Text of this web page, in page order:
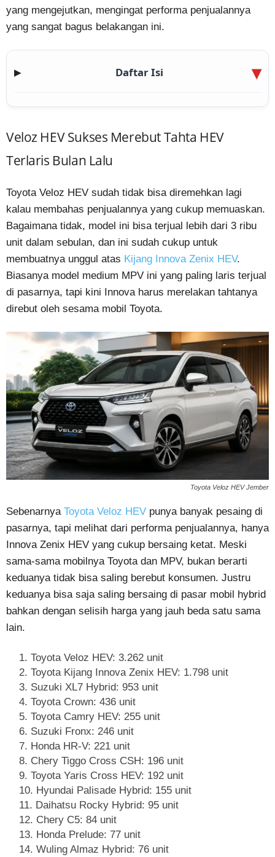
yang mengejutkan, mengingat performa penjualannya
yang sangat bagus belakangan ini.
▶ Daftar Isi
Veloz HEV Sukses Merebut Tahta HEV
Terlaris Bulan Lalu
Toyota Veloz HEV sudah tidak bisa diremehkan lagi
kalau membahas penjualannya yang cukup memuaskan.
Bagaimana tidak, model ini bisa terjual lebih dari 3 ribu
unit dalam sebulan, dan ini sudah cukup untuk
membuatnya unggul atas Kijang Innova Zenix HEV.
Biasanya model medium MPV ini yang paling laris terjual
di pasarnya, tapi kini Innova harus merelakan tahtanya
direbut oleh sesama mobil Toyota.
Toyota Veloz HEV Jember
Sebenarnya Toyota Veloz HEV punya banyak pesaing di
pasarnya, tapi melihat dari performa penjualannya, hanya
Innova Zenix HEV yang cukup bersaing ketat. Meski
sama-sama mobilnya Toyota dan MPV, bukan berarti
keduanya tidak bisa saling berebut konsumen. Justru
keduanya bisa saja saling bersaing di pasar mobil hybrid
bahkan dengan selisih harga yang jauh beda satu sama
lain.
Toyota Veloz HEV: 3.262 unit
Toyota Kijang Innova Zenix HEV: 1.798 unit
Suzuki XL7 Hybrid: 953 unit
Toyota Crown: 436 unit
Toyota Camry HEV: 255 unit
Suzuki Fronx: 246 unit
Honda HR-V: 221 unit
Chery Tiggo Cross CSH: 196 unit
Toyota Yaris Cross HEV: 192 unit
Hyundai Palisade Hybrid: 155 unit
Daihatsu Rocky Hybrid: 95 unit
Chery C5: 84 unit
Honda Prelude: 77 unit
Wuling Almaz Hybrid: 76 unit